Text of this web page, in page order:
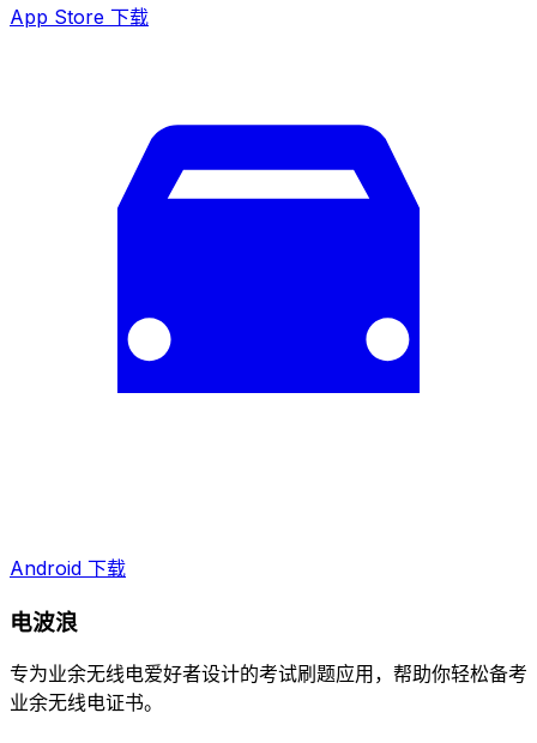
App Store 下载
Android 下载
电波浪
专为业余无线电爱好者设计的考试刷题应用，帮助你轻松备考
业余无线电证书。